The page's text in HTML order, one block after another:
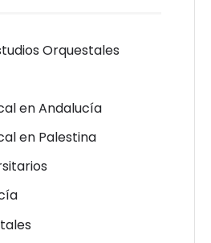
Orquestales
en Andalucía
en Palestina